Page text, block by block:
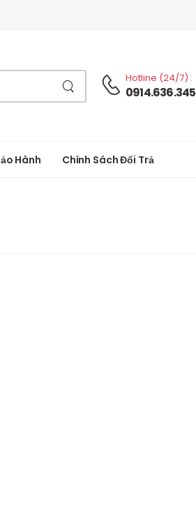
Hotline (24/7) :
0914.636.345
Hành Chính Sách Đổi Trả